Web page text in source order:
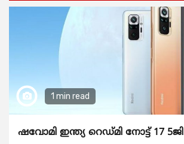
1 min read
ഷവോമി ഇന്ത്യ റെഡ്മി നോട്ട് 17 5ജി